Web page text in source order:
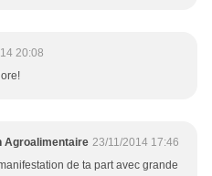
20:08
Agroalimentaire 23/11/2014 17:46
de ta part avec grande